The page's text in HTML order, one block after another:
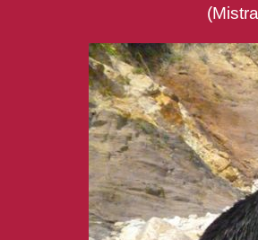
(Mistral Créole Van